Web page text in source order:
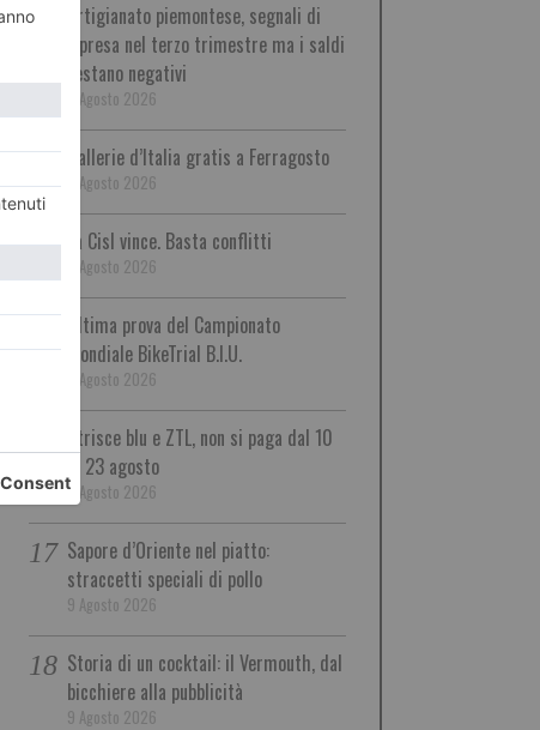
Artigianato piemontese, segnali di
ripresa nel terzo trimestre ma i saldi
restano negativi
9 Agosto 2026
Gallerie d’Italia gratis a Ferragosto
9 Agosto 2026
La Cisl vince. Basta conflitti
9 Agosto 2026
Ultima prova del Campionato
Mondiale BikeTrial B.I.U.
9 Agosto 2026
Strisce blu e ZTL, non si paga dal 10
al 23 agosto
9 Agosto 2026
Sapore d’Oriente nel piatto:
straccetti speciali di pollo
9 Agosto 2026
Storia di un cocktail: il Vermouth, dal
bicchiere alla pubblicità
9 Agosto 2026